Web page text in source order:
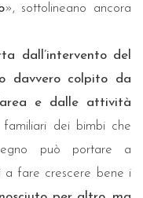
», sottolineano ancora
dall’intervento del
davvero colpito da
e dalle attività
dei bimbi che
può portare a
a fare crescere bene i